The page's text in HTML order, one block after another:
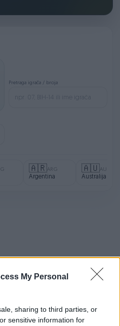
My Personal
sharing to third parties, or
sensitive information for
Pretraga igrača / broja
🇦🇷ARG
Argentina
🇦🇺AUS
Australija